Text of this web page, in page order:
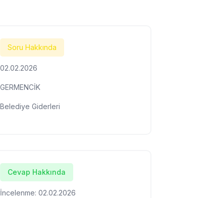
Soru Hakkında
02.02.2026
GERMENCİK
Belediye Giderleri
Cevap Hakkında
İncelenme: 02.02.2026